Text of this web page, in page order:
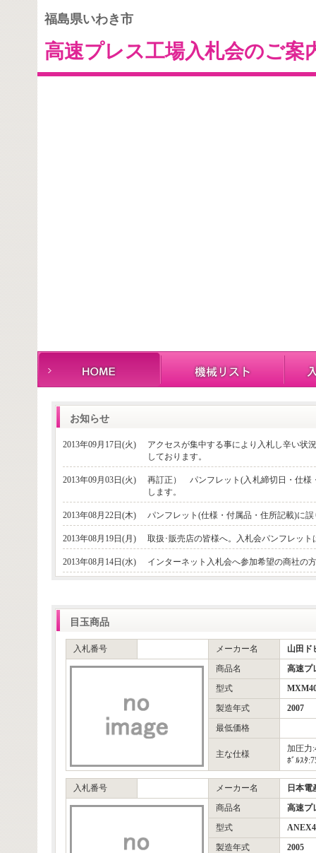
福島県いわき市
高速プレス工場入札会のご案
お知らせ
2013年09月17日(火)
アクセスが集中する事により入札し辛い状
しております。
2013年09月03日(火)
再訂正） パンフレット(入札締切日・仕様
します。
2013年08月22日(木) パンフレット(仕様・付属品・住所記載)に
2013年08月19日(月) 取扱･販売店の皆様へ。入札会パンフレッ
2013年08月14日(水) インターネット入札会へ参加希望の商社の
目玉商品
入札番号 メーカー名
山田ド
商品名
高速プ
型式
製造年式
2007
最低価格
主な仕様
加圧
ﾎﾞﾙｽﾀ
入札番号 メーカー名
日本電
商品名
高速プ
型式
製造年式
2005